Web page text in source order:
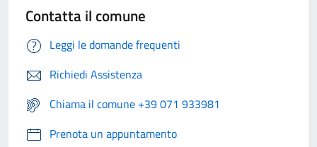
Contatta il comune
Leggi le domande frequenti
Richiedi Assistenza
Chiama il comune +39 071 933981
Prenota un appuntamento